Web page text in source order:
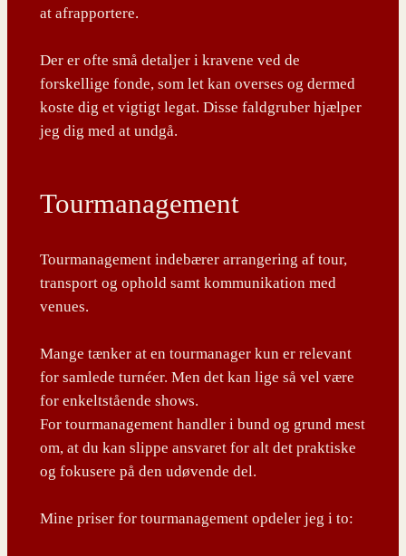
at afrapportere.
Der er ofte små detaljer i kravene ved de
forskellige fonde, som let kan overses og dermed
koste dig et vigtigt legat. Disse faldgruber hjælper
jeg dig med at undgå.
Tourmanagement
Tourmanagement indebærer arrangering af tour,
transport og ophold samt kommunikation med
venues.
Mange tænker at en tourmanager kun er relevant
for samlede turnéer. Men det kan lige så vel være
for enkeltstående shows.
For tourmanagement handler i bund og grund mest
om, at du kan slippe ansvaret for alt det praktiske
og fokusere på den udøvende del.
Mine priser for tourmanagement opdeler jeg i to: